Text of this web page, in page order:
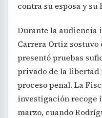
contra su esposa y su
Durante la audiencia
Carrera Ortiz
presentó pruebas
privado de la libertad
proceso penal. La
investigación recoge
marzo, cuando